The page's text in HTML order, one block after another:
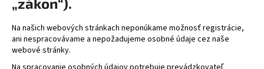
„zákon“).
Na našich webových stránkach neponúkame možnosť registrácie,
ani nespracovávame a nepožadujeme osobné údaje cez naše
webové stránky.